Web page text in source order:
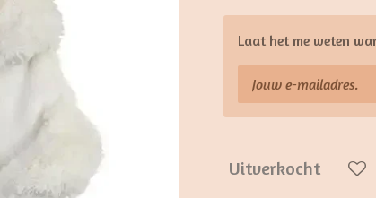
Laat het me weten
Uitverkocht